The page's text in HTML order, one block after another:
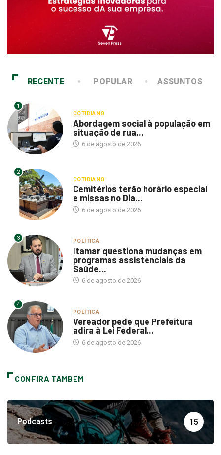
RECENTE POPULAR ASSUNTOS
1
COTIDIANO
Abordagem social à população em
situação de rua...
6 de agosto de 2026
2
COTIDIANO
Cemitérios terão horário especial
e missas no Dia...
6 de agosto de 2026
3 POLÍTICA
Itamar questiona mudanças em
programas assistenciais da
Saúde...
6 de agosto de 2026
4
POLÍTICA
Vereador pede que Prefeitura
adira à Lei Federal...
6 de agosto de 2026
CONFIRA TAMBEM
Podcasts 15